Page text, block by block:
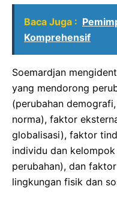
Baca Juga :
Komprehensif
Soemardjan
yang mendorong
(perubahan
norma), faktor
globalisasi), faktor
individu dan
perubahan), dan
lingkungan fisik dan